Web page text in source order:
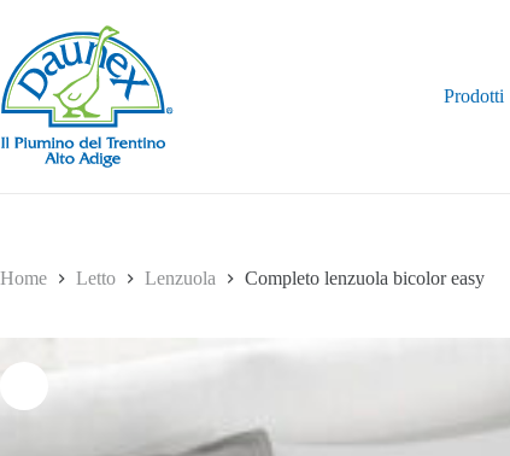
contenuto
Prodotti
Home Letto Lenzuola Completo lenzuola bicolor easy